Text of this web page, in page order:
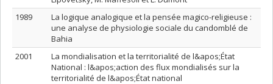
1989
La logique analogique et la pensée magico-religieuse :
une analyse de physiologie sociale du candomblé de
Bahia
2001
La mondialisation et la territorialité de l&apos;État
National : l&apos;action des flux mondialisés sur la
territorialité de l&apos;État national